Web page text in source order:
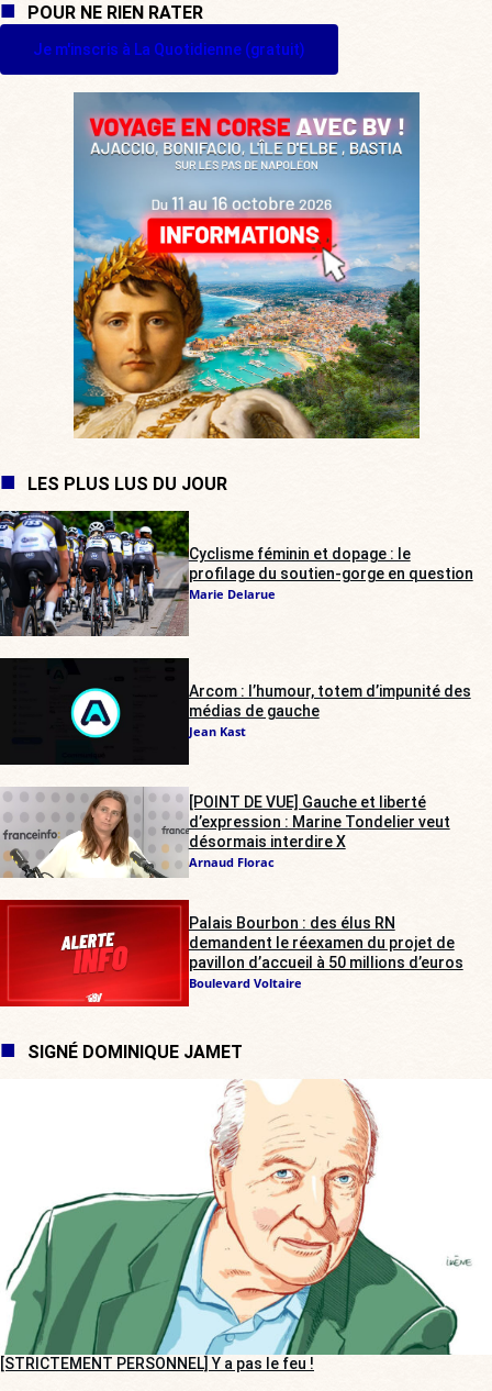
POUR NE RIEN RATER
Je m'inscris à La Quotidienne (gratuit)
LES PLUS LUS DU JOUR
Cyclisme féminin et dopage : le
profilage du soutien-gorge en question
Marie Delarue
Arcom : l’humour, totem d’impunité des
médias de gauche
Jean Kast
[POINT DE VUE] Gauche et liberté
d’expression : Marine Tondelier veut
désormais interdire X
Arnaud Florac
Palais Bourbon : des élus RN
demandent le réexamen du projet de
pavillon d’accueil à 50 millions d’euros
Boulevard Voltaire
SIGNÉ DOMINIQUE JAMET
[STRICTEMENT PERSONNEL] Y a pas le feu !